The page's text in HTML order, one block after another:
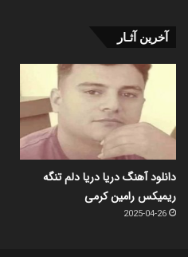
آخرین آثـار
دانلود آهنگ دریا دریا دلم تنگه
ریمیکس رامین کرمی
2025-04-26